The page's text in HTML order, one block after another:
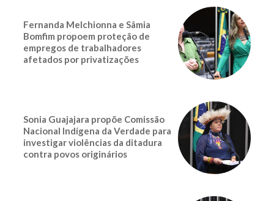
Fernanda Melchionna e Sâmia
Bomfim propoem proteção de
empregos de trabalhadores
afetados por privatizações
Sonia Guajajara propõe Comissão
Nacional Indígena da Verdade para
investigar violências da ditadura
contra povos originários